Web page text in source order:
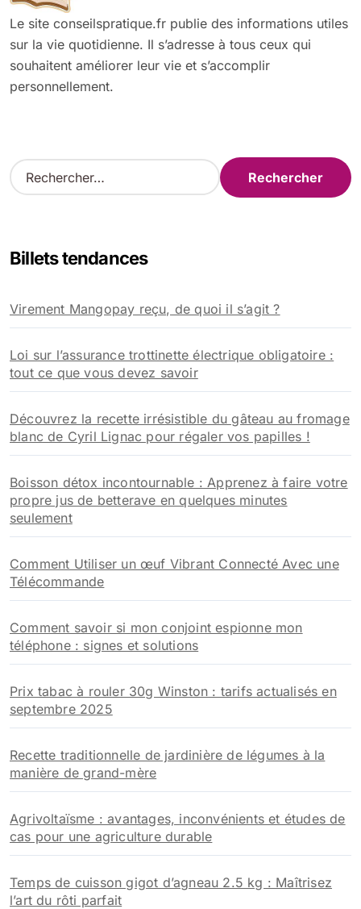
Le site conseilspratique.fr publie des informations utiles
sur la vie quotidienne. Il s’adresse à tous ceux qui
souhaitent améliorer leur vie et s’accomplir
personnellement.
R
e
r
e
r
:
Billets tendances
Virement Mangopay reçu, de quoi il s’agit ?
Loi sur l’assurance trottinette électrique obligatoire :
tout ce que vous devez savoir
Découvrez la recette irrésistible du gâteau au fromage
blanc de Cyril Lignac pour régaler vos papilles !
Boisson détox incontournable : Apprenez à faire votre
propre jus de betterave en quelques minutes
seulement
Comment Utiliser un œuf Vibrant Connecté Avec une
Télécommande
Comment savoir si mon conjoint espionne mon
téléphone : signes et solutions
Prix tabac à rouler 30g Winston : tarifs actualisés en
septembre 2025
Recette traditionnelle de jardinière de légumes à la
manière de grand-mère
Agrivoltaïsme : avantages, inconvénients et études de
cas pour une agriculture durable
Temps de cuisson gigot d’agneau 2.5 kg : Maîtrisez
l’art du rôti parfait